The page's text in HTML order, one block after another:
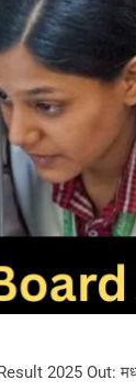
2025 Out: मध्य